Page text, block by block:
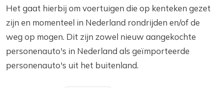
Het gaat hierbij om voertuigen die op kenteken gezet
zijn en momenteel in Nederland rondrijden en/of de
weg op mogen. Dit zijn zowel nieuw aangekochte
personenauto's in Nederland als geïmporteerde
personenauto's uit het buitenland.